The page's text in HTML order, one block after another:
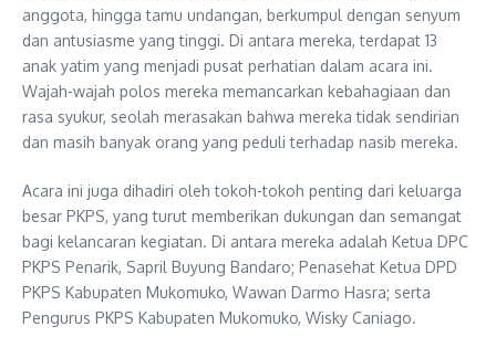
anggota, hingga tamu undangan, berkumpul dengan senyum
dan antusiasme yang tinggi. Di antara mereka, terdapat 13
anak yatim yang menjadi pusat perhatian dalam acara ini.
Wajah-wajah polos mereka memancarkan kebahagiaan dan
rasa syukur, seolah merasakan bahwa mereka tidak sendirian
dan masih banyak orang yang peduli terhadap nasib mereka.
Acara ini juga dihadiri oleh tokoh-tokoh penting dari keluarga
besar PKPS, yang turut memberikan dukungan dan semangat
bagi kelancaran kegiatan. Di antara mereka adalah Ketua DPC
PKPS Penarik, Sapril Buyung Bandaro; Penasehat Ketua DPD
PKPS Kabupaten Mukomuko, Wawan Darmo Hasra; serta
Pengurus PKPS Kabupaten Mukomuko, Wisky Caniago.